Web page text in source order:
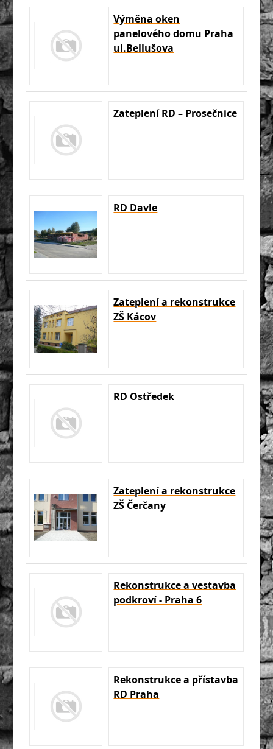
Výměna oken
panelového domu Praha
ul.Bellušova
Zateplení RD – Prosečnice
RD Davle
Zateplení a rekonstrukce
ZŠ Kácov
RD Ostředek
Zateplení a rekonstrukce
ZŠ Čerčany
Rekonstrukce a vestavba
podkroví - Praha 6
Rekonstrukce a přístavba
RD Praha